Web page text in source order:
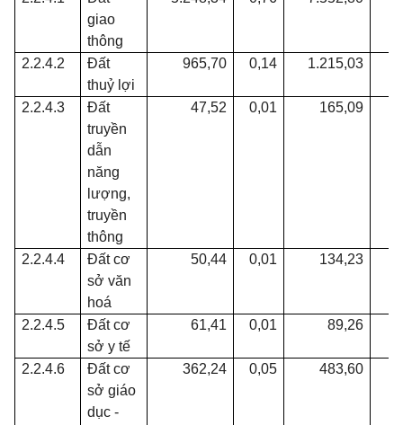
giao
thông
2.2.4.2
Đất
thuỷ lợi
965,70 0,14 1.215,03
2.2.4.3
Đất
truyền
dẫn
năng
lượng,
truyền
thông
47,52 0,01 165,09
2.2.4.4
Đất cơ
sở văn
hoá
50,44 0,01 134,23
2.2.4.5
Đất cơ
sở y tế
61,41 0,01 89,26
2.2.4.6
Đất cơ
sở giáo
dục -
362,24 0,05 483,60